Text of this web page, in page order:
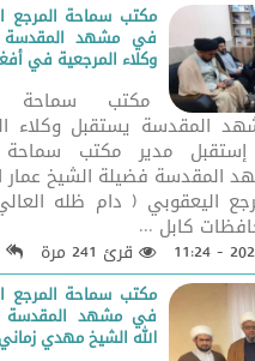
مكتب سماحة المرجع
في مشهد المقدسة
وكلاء المرجعية في
مكتب سماحة
المقدسة يستقبل وكلاء
مدير مكتب سماحة
المقدسة فضيلة الشيخ عمار
اليعقوبي ( دام ظله
كابل ...
قرئ 241 مرة
مكتب سماحة المرجع
في مشهد المقدسة
الله الشيخ مهدي